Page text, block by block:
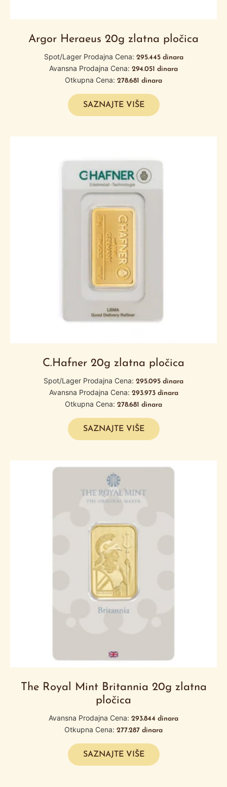
Argor Heraeus 20g zlatna pločica
Spot/Lager Prodajna Cena: 295.445 dinara
Avansna Prodajna Cena: 294.051 dinara
Otkupna Cena: 278.681 dinara
SAZNAJTE VIŠE
C.Hafner 20g zlatna pločica
Spot/Lager Prodajna Cena: 295.095 dinara
Avansna Prodajna Cena: 293.973 dinara
Otkupna Cena: 278.681 dinara
SAZNAJTE VIŠE
The Royal Mint Britannia 20g zlatna
pločica
Avansna Prodajna Cena: 293.844 dinara
Otkupna Cena: 277.287 dinara
SAZNAJTE VIŠE